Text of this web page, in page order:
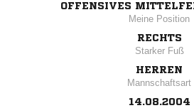
OFFENSIVES
Meine Position
RECHTS
Starker Fuß
HERREN
Mannschaftsart
14.08.2004